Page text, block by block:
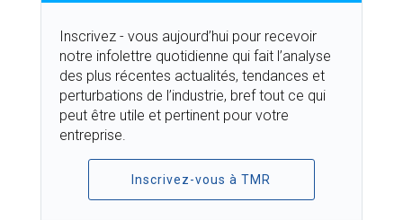
Inscrivez - vous aujourd’hui pour recevoir
notre infolettre quotidienne qui fait l’analyse
des plus récentes actualités, tendances et
perturbations de l’industrie, bref tout ce qui
peut être utile et pertinent pour votre
entreprise.
Inscrivez-vous à TMR